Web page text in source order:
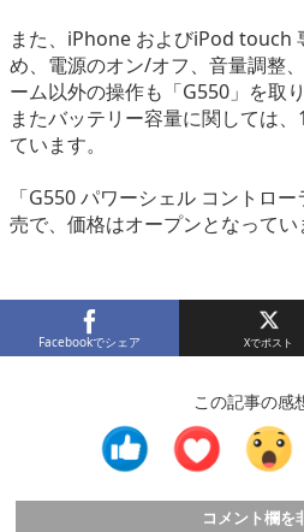
また、iPhone およびiPod touch
め、電源のオン/オフ、音量調整
ーム以外の操作も「G550」を取
またバッテリー容量に関しては
ています。
「G550 パワーシェル コントロ
売で、価格はオープンとなってい
Facebookでシェア
この記事の感
コメント欄を